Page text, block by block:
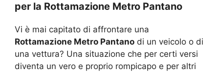
per la Rottamazione Metro Pantano
Vi è mai capitato di affrontare una
Rottamazione Metro Pantano di un veicolo o di
una vettura? Una situazione che per certi versi
diventa un vero e proprio rompicapo e per altri